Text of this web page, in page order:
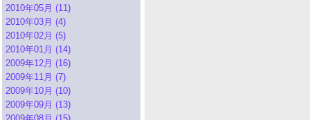
2010年05月 (11)
2010年03月 (4)
2010年02月 (5)
2010年01月 (14)
2009年12月 (16)
2009年11月 (7)
2009年10月 (10)
2009年09月 (13)